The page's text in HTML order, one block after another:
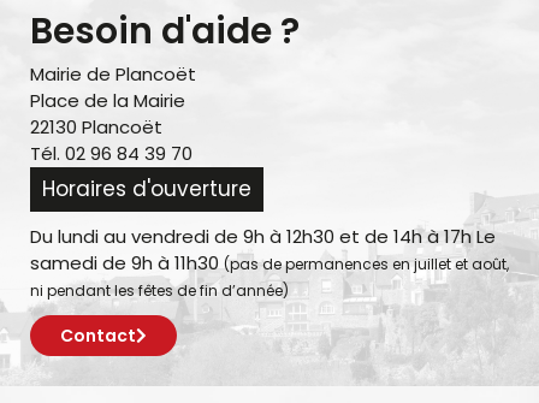
Besoin d'aide ?
Mairie de Plancoët
Place de la Mairie
22130 Plancoët
Tél. 02 96 84 39 70
Horaires d'ouverture
Du lundi au vendredi de 9h à 12h30 et de 14h à 17h Le
samedi de 9h à 11h30 (pas de permanences en juillet et août,
ni pendant les fêtes de fin d’année)
Contact